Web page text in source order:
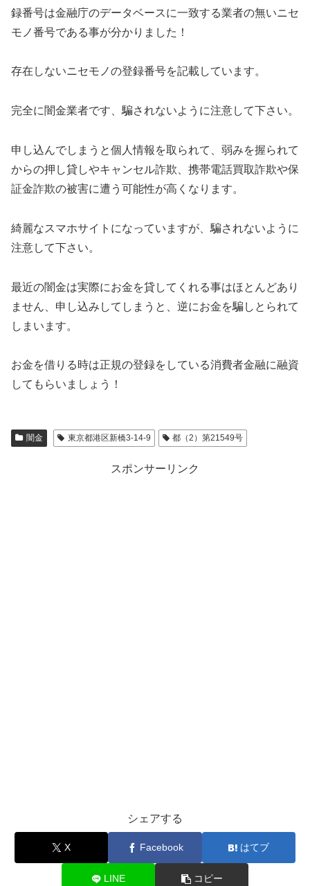
録番号は金融庁のデータベースに一致する業者の無いニセ
モノ番号である事が分かりました！
存在しないニセモノの登録番号を記載しています。
完全に闇金業者です、騙されないように注意して下さい。
申し込んでしまうと個人情報を取られて、弱みを握られて
からの押し貸しやキャンセル詐欺、携帯電話買取詐欺や保
証金詐欺の被害に遭う可能性が高くなります。
綺麗なスマホサイトになっていますが、騙されないように
注意して下さい。
最近の闇金は実際にお金を貸してくれる事はほとんどあり
ません、申し込みしてしまうと、逆にお金を騙しとられて
しまいます。
お金を借りる時は正規の登録をしている消費者金融に融資
してもらいましょう！
闇金 東京都港区新橋3-14-9 都（2）第21549号
スポンサーリンク
シェアする
X Facebook はてブ
LINE コピー